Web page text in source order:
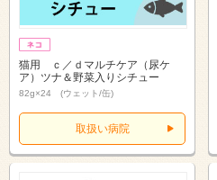
猫用 ｃ／ｄマルチケア（尿ケ
ア）ツナ＆野菜入りシチュー
82g×24 (ウェット/缶)
取扱い病院